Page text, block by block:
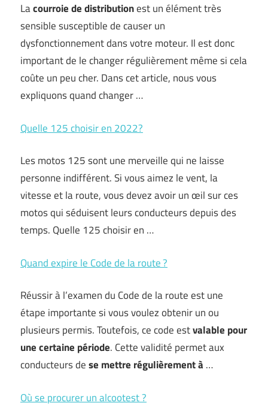
Lacourroie de distributionest un élément très
sensible susceptible de causer un
dysfonctionnement dans votre moteur. Il est donc
important de le changer régulièrement même si cela
coûte un peu cher. Dans cet article, nous vous
expliquons quand changer …
Quelle 125 choisir en 2022?
Les motos 125 sont une merveille qui ne laisse
personne indifférent. Si vous aimez le vent, la
vitesse et la route, vous devez avoir un œil sur ces
motos qui séduisent leurs conducteurs depuis des
temps. Quelle 125 choisir en …
Quand expire le Code de la route ?
Réussir à l’examen du Code de la route est une
étape importante si vous voulez obtenir un ou
plusieurs permis. Toutefois, ce code estvalable pour
une certaine période. Cette validité permet aux
conducteurs dese mettre régulièrement à …
Où se procurer un alcootest ?